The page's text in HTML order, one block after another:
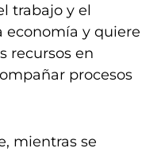
trabajo y el
economía y quiere
recursos en
procesos
mientras se